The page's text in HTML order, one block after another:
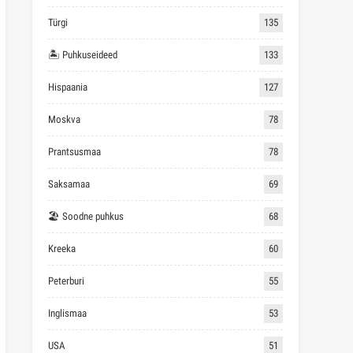
Türgi 135
🏝 Puhkuseideed 133
Hispaania 127
Moskva 78
Prantsusmaa 78
Saksamaa 69
🏖 Soodne puhkus 68
Kreeka 60
Peterburi 55
Inglismaa 53
USA 51